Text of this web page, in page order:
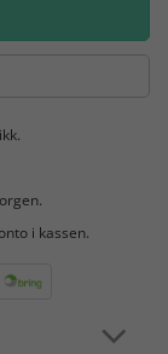
i kassen.